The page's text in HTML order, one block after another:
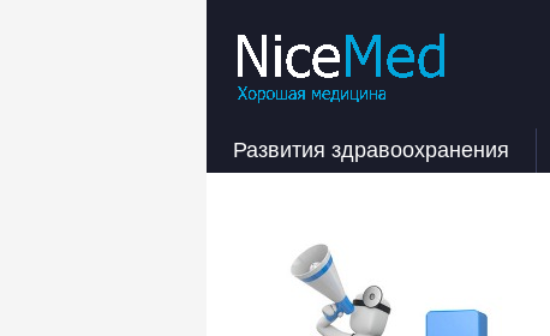
Развития здравоохранения